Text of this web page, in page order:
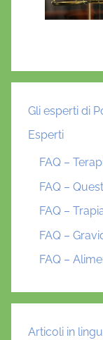
Gli esperti di
Esperti
FAQ –
FAQ –
FAQ –
FAQ –
FAQ –
Articoli in